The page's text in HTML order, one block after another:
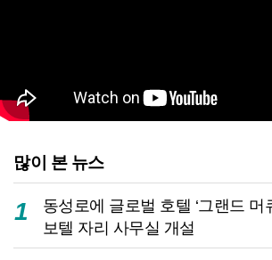
많이 본 뉴스
1
동성로에 글로벌 호텔 ‘그랜드
보텔 자리 사무실 개설